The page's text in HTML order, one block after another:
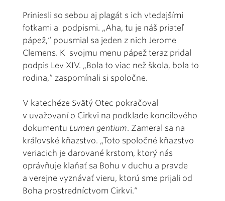
Priniesli so sebou aj plagát s ich vtedajšími
fotkami a podpismi. „Aha, tu je náš priateľ
pápež,“ pousmial sa jeden z nich Jerome
Clemens. K svojmu menu pápež teraz pridal
podpis Lev XIV. „Bola to viac než škola, bola to
rodina,“ zaspomínali si spoločne.
V katechéze Svätý Otec pokračoval
v uvažovaní o Cirkvi na podklade koncilového
dokumentu Lumen gentium. Zameral sa na
kráľovské kňazstvo. „Toto spoločné kňazstvo
veriacich je darované krstom, ktorý nás
oprávňuje klaňať sa Bohu v duchu a pravde
a verejne vyznávať vieru, ktorú sme prijali od
Boha prostredníctvom Cirkvi.“